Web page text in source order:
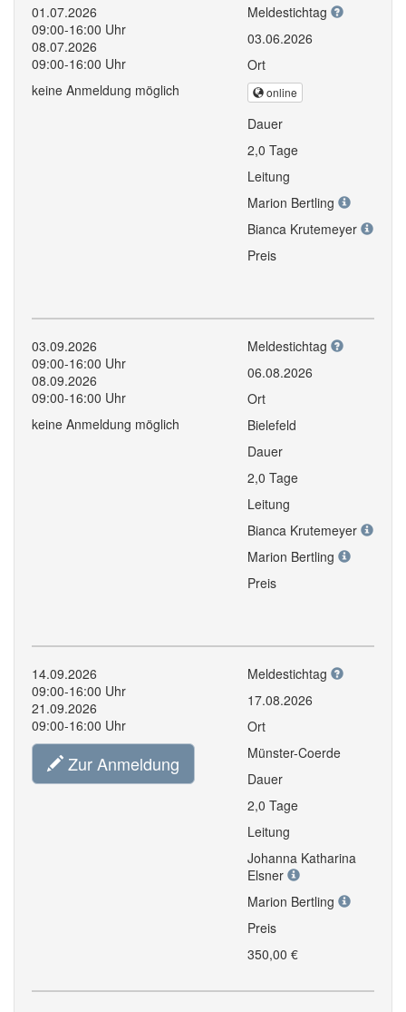
01.07.2026
09:00-16:00 Uhr
08.07.2026
09:00-16:00 Uhr
keine Anmeldung möglich
Meldestichtag
03.06.2026
Ort
online
Dauer
2,0 Tage
Leitung
Marion Bertling
Bianca Krutemeyer
Preis
03.09.2026
09:00-16:00 Uhr
08.09.2026
09:00-16:00 Uhr
keine Anmeldung möglich
Meldestichtag
06.08.2026
Ort
Bielefeld
Dauer
2,0 Tage
Leitung
Bianca Krutemeyer
Marion Bertling
Preis
14.09.2026
09:00-16:00 Uhr
21.09.2026
09:00-16:00 Uhr
Zur Anmeldung
Meldestichtag
17.08.2026
Ort
Münster-Coerde
Dauer
2,0 Tage
Leitung
Johanna Katharina
Elsner
Marion Bertling
Preis
350,00 €